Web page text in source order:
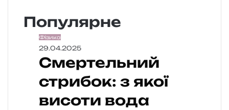
Популярне
Фізика
29.04.2025
Смертельний
стрибок: з якої
висоти вода